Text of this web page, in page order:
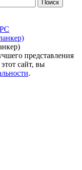
представления
сайт, вы
.